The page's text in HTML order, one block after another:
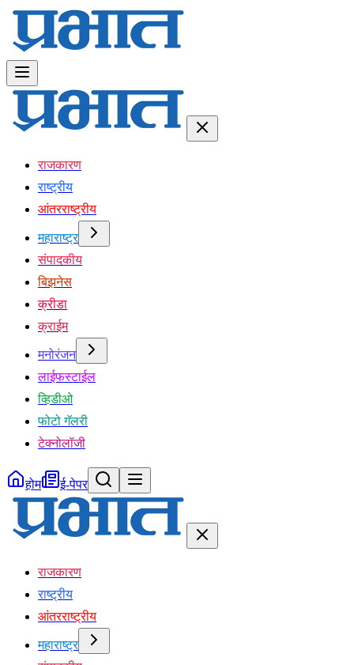
राजकारण
राष्ट्रीय
आंतरराष्ट्रीय
महाराष्ट्र
संपादकीय
बिझनेस
क्रीडा
क्राईम
मनोरंजन
लाईफस्टाईल
व्हिडीओ
फोटो गॅलरी
टेक्नोलॉजी
होम ई-पेपर
राजकारण
राष्ट्रीय
आंतरराष्ट्रीय
महाराष्ट्र